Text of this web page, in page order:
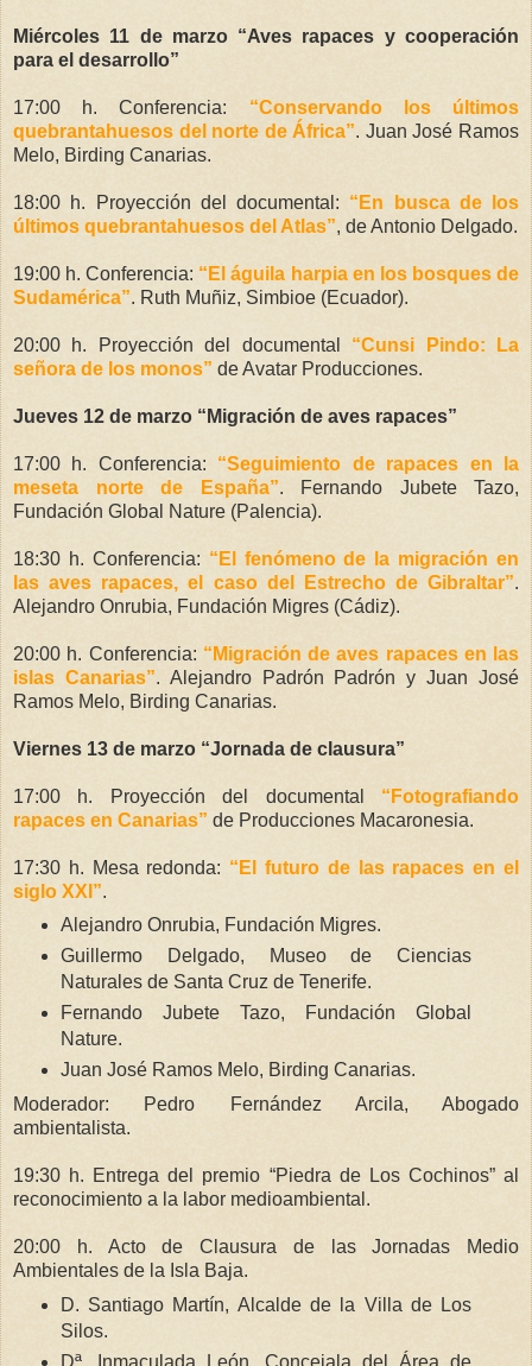
Miércoles 11 de marzo “Aves rapaces y cooperación
para el desarrollo”
17:00 h. Conferencia: “Conservando los últimos
quebrantahuesos del norte de África”. Juan José Ramos
Melo, Birding Canarias.
18:00 h. Proyección del documental: “En busca de los
últimos quebrantahuesos del Atlas”, de Antonio Delgado.
19:00 h. Conferencia: “El águila harpia en los bosques de
Sudamérica”. Ruth Muñiz, Simbioe (Ecuador).
20:00 h. Proyección del documental “Cunsi Pindo: La
señora de los monos” de Avatar Producciones.
Jueves 12 de marzo “Migración de aves rapaces”
17:00 h. Conferencia: “Seguimiento de rapaces en la
meseta norte de España”. Fernando Jubete Tazo,
Fundación Global Nature (Palencia).
18:30 h. Conferencia: “El fenómeno de la migración en
las aves rapaces, el caso del Estrecho de Gibraltar”.
Alejandro Onrubia, Fundación Migres (Cádiz).
20:00 h. Conferencia: “Migración de aves rapaces en las
islas Canarias”. Alejandro Padrón Padrón y Juan José
Ramos Melo, Birding Canarias.
Viernes 13 de marzo “Jornada de clausura”
17:00 h. Proyección del documental “Fotografiando
rapaces en Canarias” de Producciones Macaronesia.
17:30 h. Mesa redonda: “El futuro de las rapaces en el
siglo XXI”.
Alejandro Onrubia, Fundación Migres.
Guillermo Delgado, Museo de Ciencias
Naturales de Santa Cruz de Tenerife.
Fernando Jubete Tazo, Fundación Global
Nature.
Juan José Ramos Melo, Birding Canarias.
Moderador: Pedro Fernández Arcila, Abogado
ambientalista.
19:30 h. Entrega del premio “Piedra de Los Cochinos” al
reconocimiento a la labor medioambiental.
20:00 h. Acto de Clausura de las Jornadas Medio
Ambientales de la Isla Baja.
D. Santiago Martín, Alcalde de la Villa de Los
Silos.
Dª. Inmaculada León, Concejala del Área de